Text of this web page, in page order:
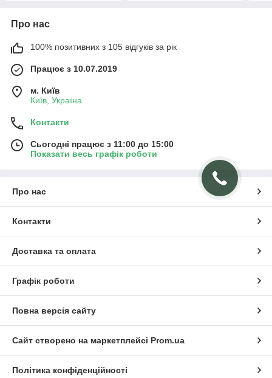
Про нас
100% позитивних з 105 відгуків за рік
Працює з 10.07.2019
м. Київ
Київ, Україна
Контакти
Сьогодні працює з 11:00 до 15:00
Показати весь графік роботи
Про нас
Контакти
Доставка та оплата
Графік роботи
Повна версія сайту
Сайт створено на маркетплейсі Prom.ua
Політика конфіденційності